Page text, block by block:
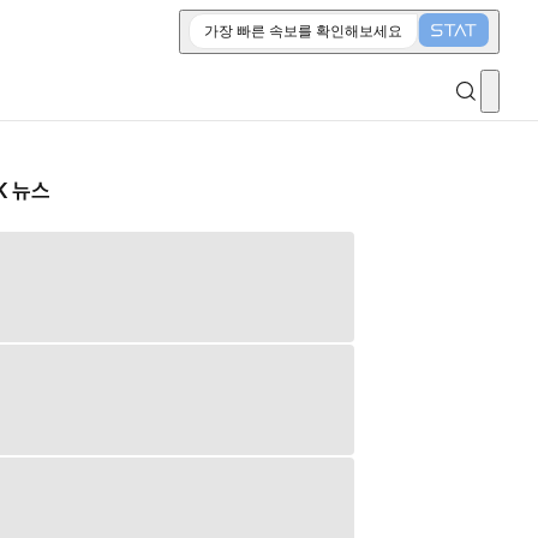
가장 빠른 속보를 확인해보세요
뉴스